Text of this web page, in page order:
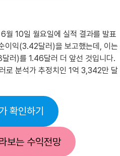
10일 월요일에 실적 결과를 발표
이익(3.42달러)을 보고했는데, 이는
러)를 1.46달러 더 앞선 것입니다.
로 분석가 추정치인 1억 3,342만 달
확인하기
보는 수익전망